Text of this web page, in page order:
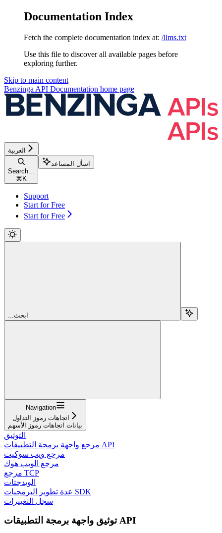
Documentation Index
Fetch the complete documentation index at: /llms.txt
Use this file to discover all available pages before
exploring further.
Skip to main content
Benzinga API Documentation home page
العربية
Search...
⌘ K
اسأل المساعد
Support
Start for Free
Start for Free
...ابحث
Navigation
اتجاهات رموز التداول
بيانات اتجاهات رموز الأسهم
التوثيق
مرجع واجهة برمجة التطبيقات API
مرجع ويب سوكيت
مرجع الويب هوك
مرجع TCP
الويدجتات
عدة تطوير البرمجيات SDK
سجل التغييرات
توثيق واجهة برمجة التطبيقات API